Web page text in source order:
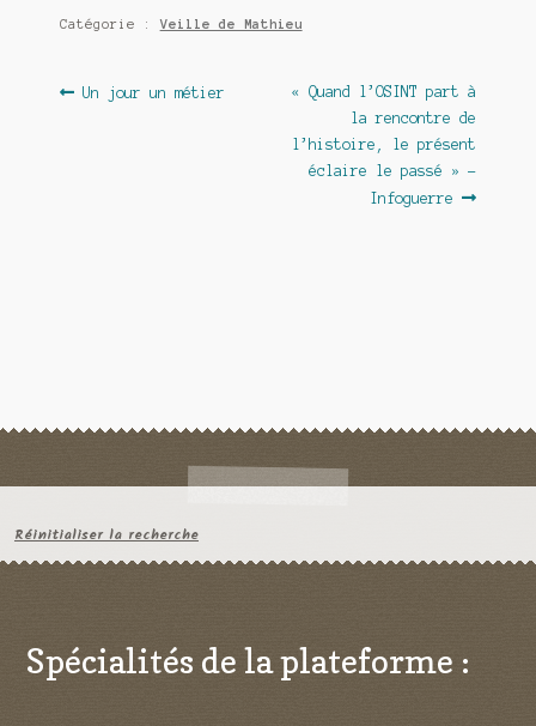
Catégorie :Veille de Mathieu
Navigation
Article
Un jour un métier
Article
suivant :
« Quand l’OSINT part à
la rencontre de
l’histoire, le présent
éclaire le passé » –
Infoguerre
Réinitialiser la recherche
Spécialités de la plateforme :